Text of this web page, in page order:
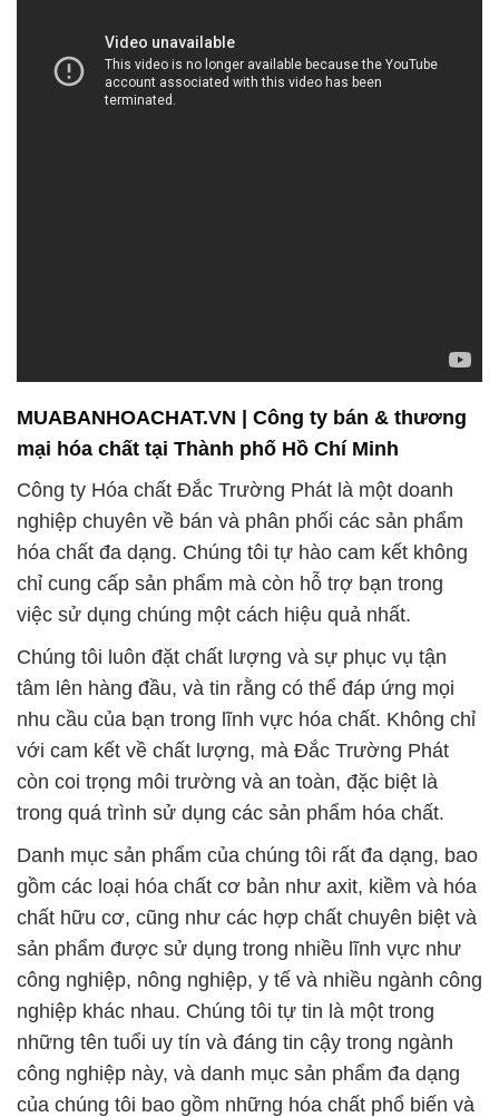
MUABANHOACHAT.VN | Công ty bán & thương
mại hóa chất tại Thành phố Hồ Chí Minh
Công ty Hóa chất Đắc Trường Phát là một doanh
nghiệp chuyên về bán và phân phối các sản phẩm
hóa chất đa dạng. Chúng tôi tự hào cam kết không
chỉ cung cấp sản phẩm mà còn hỗ trợ bạn trong
việc sử dụng chúng một cách hiệu quả nhất.
Chúng tôi luôn đặt chất lượng và sự phục vụ tận
tâm lên hàng đầu, và tin rằng có thể đáp ứng mọi
nhu cầu của bạn trong lĩnh vực hóa chất. Không chỉ
với cam kết về chất lượng, mà Đắc Trường Phát
còn coi trọng môi trường và an toàn, đặc biệt là
trong quá trình sử dụng các sản phẩm hóa chất.
Danh mục sản phẩm của chúng tôi rất đa dạng, bao
gồm các loại hóa chất cơ bản như axit, kiềm và hóa
chất hữu cơ, cũng như các hợp chất chuyên biệt và
sản phẩm được sử dụng trong nhiều lĩnh vực như
công nghiệp, nông nghiệp, y tế và nhiều ngành công
nghiệp khác nhau. Chúng tôi tự tin là một trong
những tên tuổi uy tín và đáng tin cậy trong ngành
công nghiệp này, và danh mục sản phẩm đa dạng
của chúng tôi bao gồm những hóa chất phổ biến và